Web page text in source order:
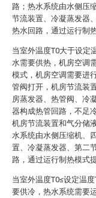
路；热水系统由水侧压
节流装置、冷凝蒸发器
热水回路，通过运行制
当室外温度T0大于设定
水需要供热，机房空调
模式，机房空调需要进
管阀打开，机房节流装
房蒸发器、热管阀、冷
器构成热管回路，不足
机房节流装置和气分储
水系统由水侧压缩机、
置、冷凝蒸发器、第二
路，通过运行制热模式
当室外温度T0≤设定温
要供冷，热水系统需要